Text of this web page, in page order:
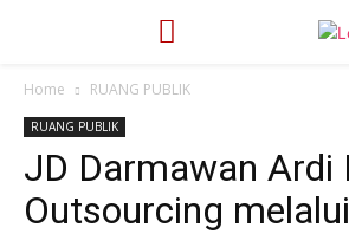
Home RUANG PUBLIK
RUANG PUBLIK
JD Darmawan Ardi
Outsourcing